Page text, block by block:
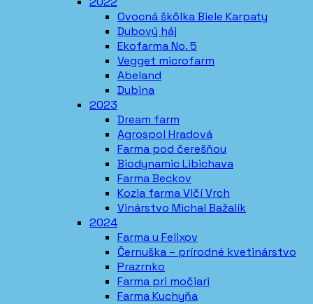
Ovocná škôlka Biele Karpaty
Dubový háj
Ekofarma No. 5
Vegget microfarm
Abeland
Dubina
2023
Dream farm
Agrospol Hradová
Farma pod čerešňou
Biodynamic Libichava
Farma Beckov
Kozia farma Vlčí Vrch
Vinárstvo Michal Bažalík
2024
Farma u Felixov
Černuška – prírodné kvetinárstvo
Prazrnko
Farma pri močiari
Farma Kuchyňa